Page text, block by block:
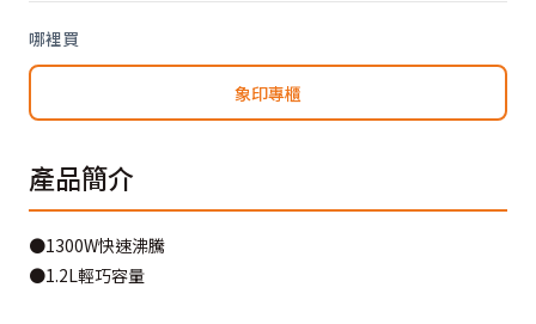
哪裡買
象印專櫃
產品簡介
●1300W快速沸騰
●1.2L輕巧容量